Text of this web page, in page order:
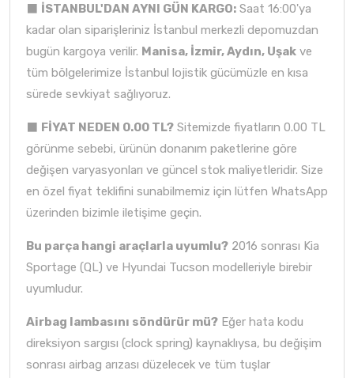
⬛ İSTANBUL'DAN AYNI GÜN KARGO: Saat 16:00'ya
kadar olan siparişleriniz İstanbul merkezli depomuzdan
bugün kargoya verilir. Manisa, İzmir, Aydın, Uşak ve
tüm bölgelerimize İstanbul lojistik gücümüzle en kısa
sürede sevkiyat sağlıyoruz.
⬛ FİYAT NEDEN 0.00 TL? Sitemizde fiyatların 0.00 TL
görünme sebebi, ürünün donanım paketlerine göre
değişen varyasyonları ve güncel stok maliyetleridir. Size
en özel fiyat teklifini sunabilmemiz için lütfen WhatsApp
üzerinden bizimle iletişime geçin.
Bu parça hangi araçlarla uyumlu? 2016 sonrası Kia
Sportage (QL) ve Hyundai Tucson modelleriyle birebir
uyumludur.
Airbag lambasını söndürür mü? Eğer hata kodu
direksiyon sargısı (clock spring) kaynaklıysa, bu değişim
sonrası airbag arızası düzelecek ve tüm tuşlar